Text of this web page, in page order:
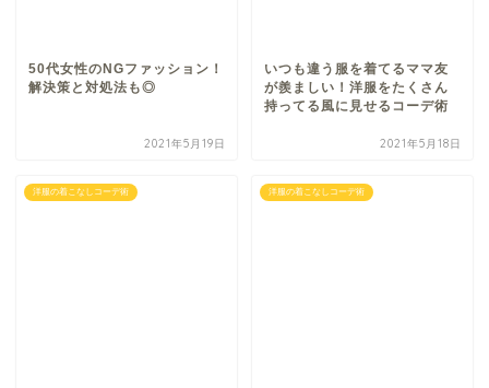
50代女性のNGファッション！
解決策と対処法も◎
2021年5月19日
いつも違う服を着てるママ友
が羨ましい！洋服をたくさん
持ってる風に見せるコーデ術
2021年5月18日
洋服の着こなしコーデ術 洋服の着こなしコーデ術